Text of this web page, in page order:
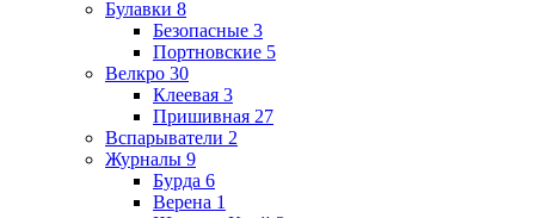
Булавки 8
Безопасные 3
Портновские 5
Велкро 30
Клеевая 3
Пришивная 27
Вспарыватели 2
Журналы 9
Бурда 6
Верена 1